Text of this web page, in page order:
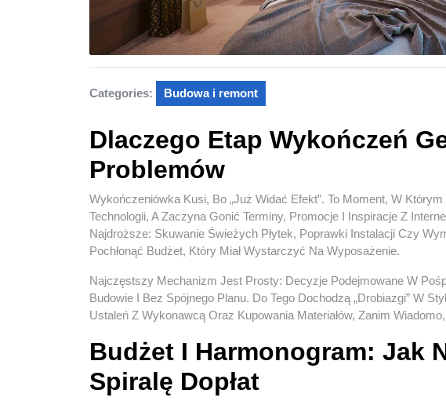
Categories: Budowa i remont
Dlaczego Etap Wykończeń
Problemów
Wykończeniówka Kusi, Bo „już Widać Efekt”. To Moment, W
Technologii, A Zaczyna Gonić Terminy, Promocje I Inspiracje Z
Najdroższe: Skuwanie Świeżych Płytek, Poprawki Instalacji Czy
Pochłonąć Budżet, Który Miał Wystarczyć Na Wyposażenie.
Najczęstszy Mechanizm Jest Prosty: Decyzje Podejmowane W
Budowie I Bez Spójnego Planu. Do Tego Dochodzą „drobiazgi” W
Ustaleń Z Wykonawcą Oraz Kupowania Materiałów, Zanim
Budżet I Harmonogram: Jak
Spiralę Dopłat